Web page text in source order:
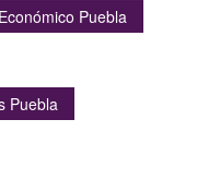
Puebla
Puebla